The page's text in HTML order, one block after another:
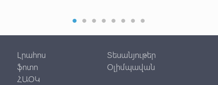
Լրահոս
Տեսանյութեր
ֆոտո
Օլիմպավան
ՀԱՕԿ